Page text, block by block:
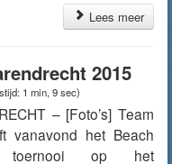
Lees meer
2015
1 min, 9 sec)
– [Foto’s] Team
vanavond het Beach
toernooi op het